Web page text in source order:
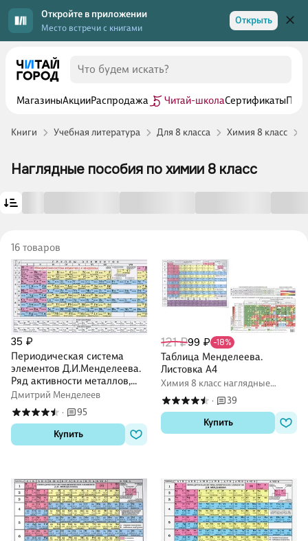
Откройте в приложении
Место встречи с книгами
Открыть
МагазиныАкцииРаспродажа Читай-школаСертификаты
Книги Учебная литература Для 8 класса Химия 8 класс
Наглядные пособия по химии 8 класс
16 товаров
35 ₽
Периодическая система
элементов Д.И.Менделеева.
Ряд активности металлов,
электрический ряд
напряжений, растворимость
кислот, солей и оснований в
воде
Дмитрий Менделеев
·
95
Купить
121 ₽99 ₽ -18%
Таблица Менделеева.
Листовка А4
Химия 8 класс наглядные
пособия
·
39
Купить